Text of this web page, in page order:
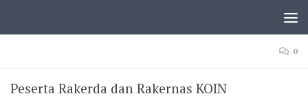
0
Peserta Rakerda dan Rakernas KOIN